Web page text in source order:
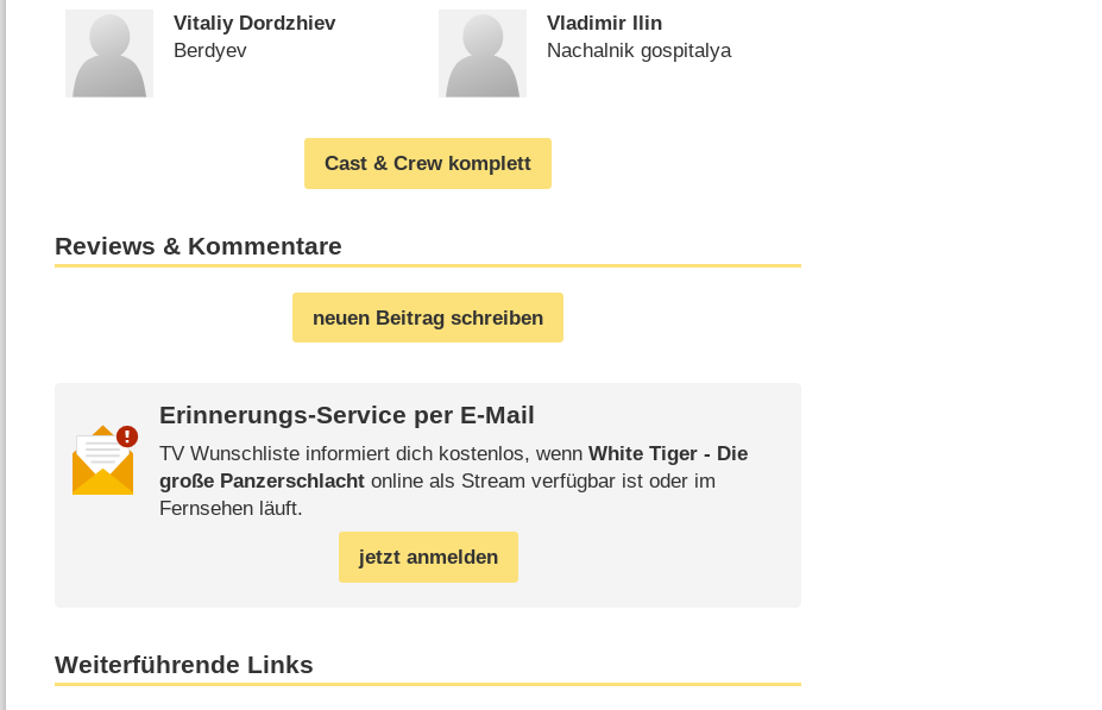
Vitaliy Dordzhiev
Berdyev
Vladimir Ilin
Nachalnik gospitalya
Cast & Crew komplett
Reviews & Kommentare
neuen Beitrag schreiben
Erinnerungs-Service per E-Mail
TV Wunschliste informiert dich kostenlos, wenn White Tiger - Die
große Panzerschlachtonline als Stream verfügbar ist oder im
Fernsehen läuft.
jetzt anmelden
Weiterführende Links